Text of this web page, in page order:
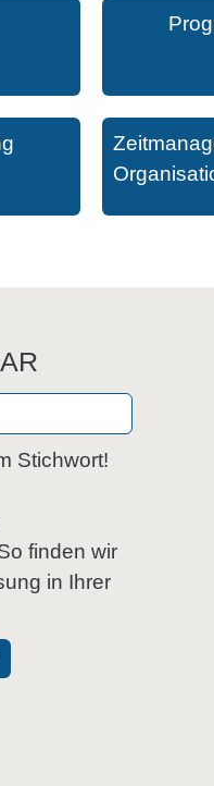
Stichwort!
finden wir
in Ihrer